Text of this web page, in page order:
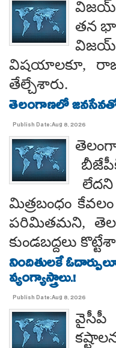
విజయ్
తన
విజయ్
విషయాలకూ,
తేల్చేశారు.
తెలంగాణలో జనసేనతో
Publish Date:Aug 8, 2026
లేదని
మిత్రబంధం
పరిమితమని,
కుండబద్దలు
నిందితులకే
వ్యంగ్యాస్త్రాలు.!
Publish Date:Aug 8, 2026
వైసీపీ